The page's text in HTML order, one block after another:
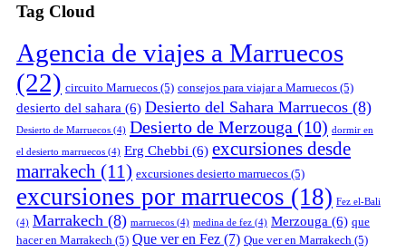
Tag Cloud
Agencia de viajes a Marruecos
(22) circuito Marruecos (5) consejos para viajar a Marruecos (5)
desierto del sahara (6) Desierto del Sahara Marruecos (8)
Desierto de Marruecos (4) Desierto de Merzouga (10) dormir en
el desierto marruecos (4) Erg Chebbi (6) excursiones desde
marrakech (11) excursiones desierto marruecos (5)
excursiones por marruecos (18) Fez el-Bali
(4) Marrakech (8) marruecos (4) medina de fez (4) Merzouga (6) que
hacer en Marrakech (5) Que ver en Fez (7) Que ver en Marrakech (5)